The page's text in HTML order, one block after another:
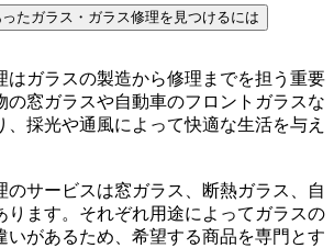
たガラス・ガラス修理を見つけるには
はガラスの製造から修理までを担う重要
の窓ガラスや自動車のフロントガラスな
、採光や通風によって快適な生活を与え
のサービスは窓ガラス、断熱ガラス、自
ります。それぞれ用途によってガラスの
いがあるため、希望する商品を専門とす